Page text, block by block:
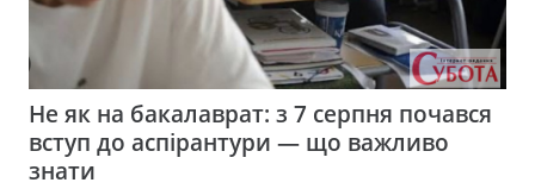
Не як на бакалаврат: з 7 серпня почався
вступ до аспірантури — що важливо
знати